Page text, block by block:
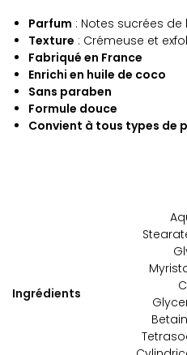
Parfum : Notes sucrées
Texture : Crémeuse et
Fabriqué en France
Enrichi en huile de coco
Sans paraben
Formule douce
Convient à tous types de
Ingrédients